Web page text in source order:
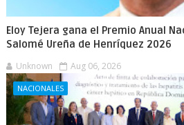
Eloy Tejera gana el Premio Anual
Salomé Ureña de Henríquez 2026
Unknown Aug 06, 2026
NACIONALES